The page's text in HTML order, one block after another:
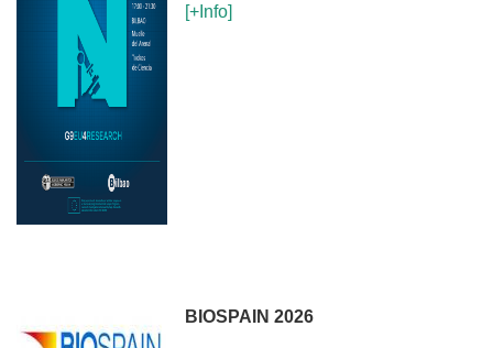
[+Info]
BIOSPAIN 2026